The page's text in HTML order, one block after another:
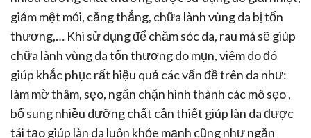
giảm mệt mỏi, căng thẳng, chữa lành vùng da bị tổn
thương,… Khi sử dụng để chăm sóc da, rau má sẽ giúp
chữa lành vùng da tổn thương do mụn, viêm do đó
giúp khắc phục rất hiệu quả các vấn đề trên da như:
làm mờ thâm, sẹo, ngăn chặn hình thành các mô sẹo ,
bổ sung nhiều dưỡng chất cần thiết giúp làn da được
tái tạo giúp làn da luôn khỏe mạnh cũng như ngăn